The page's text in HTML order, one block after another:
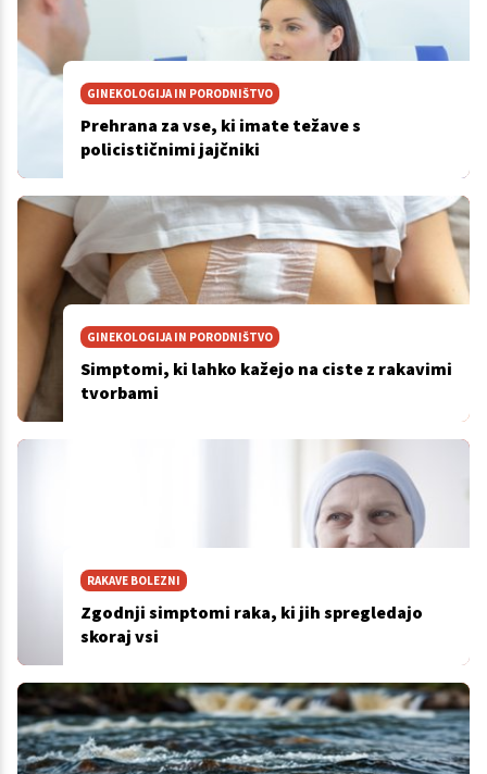
GINEKOLOGIJA IN PORODNIŠTVO
Prehrana za vse, ki imate težave s
policističnimi jajčniki
GINEKOLOGIJA IN PORODNIŠTVO
Simptomi, ki lahko kažejo na ciste z rakavimi
tvorbami
RAKAVE BOLEZNI
Zgodnji simptomi raka, ki jih spregledajo
skoraj vsi